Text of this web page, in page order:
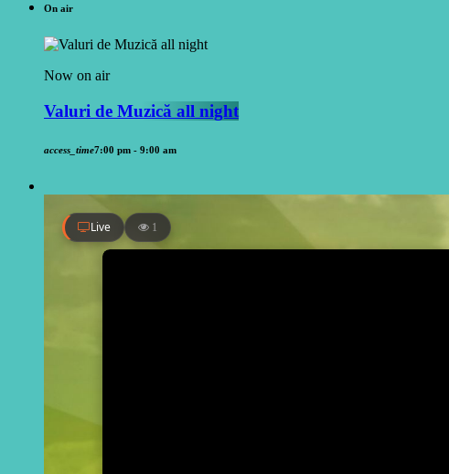
On air
Now on air
Valuri de Muzică all night
access_time7:00 pm - 9:00 am